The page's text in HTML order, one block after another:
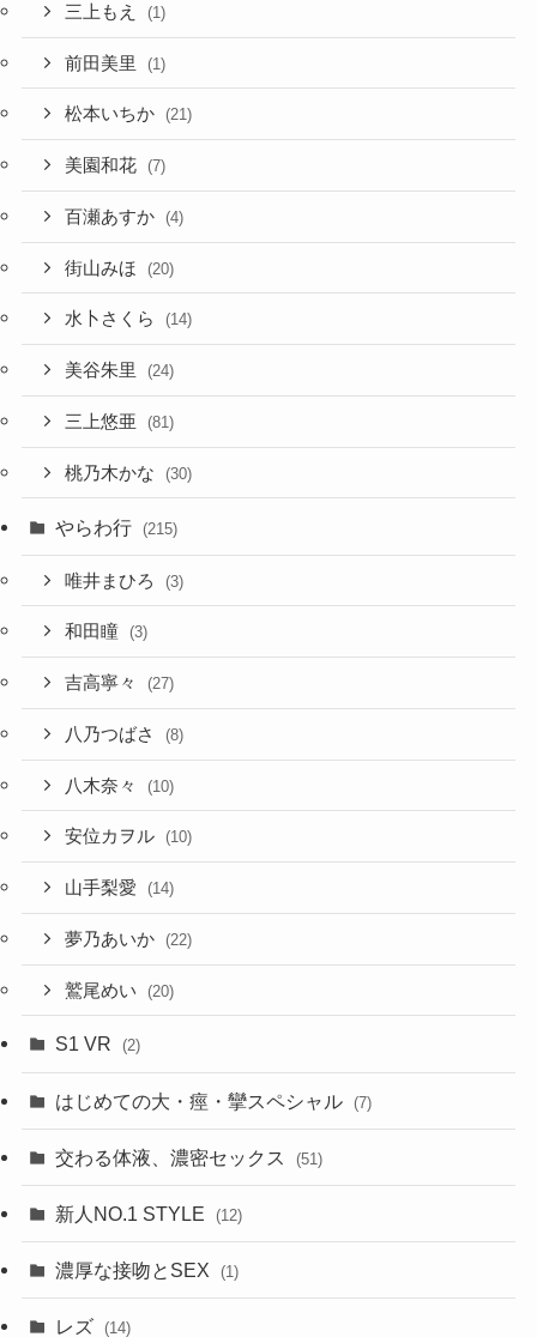
三上もえ (1)
前田美里 (1)
松本いちか (21)
美園和花 (7)
百瀬あすか (4)
街山みほ (20)
水卜さくら (14)
美谷朱里 (24)
三上悠亜 (81)
桃乃木かな (30)
やらわ行 (215)
唯井まひろ (3)
和田瞳 (3)
吉高寧々 (27)
八乃つばさ (8)
八木奈々 (10)
安位カヲル (10)
山手梨愛 (14)
夢乃あいか (22)
鷲尾めい (20)
S1 VR (2)
はじめての大・痙・攣スペシャル (7)
交わる体液、濃密セックス (51)
新人NO.1 STYLE (12)
濃厚な接吻とSEX (1)
レズ (14)